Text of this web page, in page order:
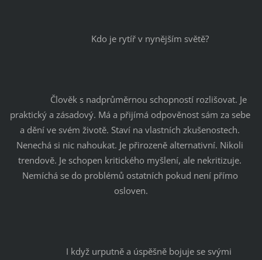
		Kdo je rytíř v nynějším světě?
praktický a zásadový. Má a přijímá odpověnost sám za sebe
a dění ve svém životě. Staví na vlastních zkušenostech.
Nenechá si nic nahoukat. Je přirozeně alternativní. Nikoli
trendově. Je schopen kritického myšlení, ale nekritizuje.
Nemíchá se do problémů ostatních pokud není přímo
osloven.